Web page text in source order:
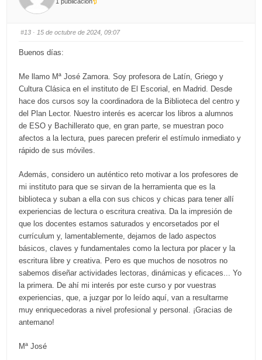
o
w
p
#13 · 15 de octubre de 2024, 09:07
Buenos días:
Me llamo Mª José Zamora. Soy profesora de Latín, Griego y
Cultura Clásica en el instituto de El Escorial, en Madrid. Desde
hace dos cursos soy la coordinadora de la Biblioteca del centro y
del Plan Lector. Nuestro interés es acercar los libros a alumnos
de ESO y Bachillerato que, en gran parte, se muestran poco
afectos a la lectura, pues parecen preferir el estímulo inmediato y
rápido de sus móviles.
Además, considero un auténtico reto motivar a los profesores de
mi instituto para que se sirvan de la herramienta que es la
biblioteca y suban a ella con sus chicos y chicas para tener allí
experiencias de lectura o escritura creativa. Da la impresión de
que los docentes estamos saturados y encorsetados por el
currículum y, lamentablemente, dejamos de lado aspectos
básicos, claves y fundamentales como la lectura por placer y la
escritura libre y creativa. Pero es que muchos de nosotros no
sabemos diseñar actividades lectoras, dinámicas y eficaces... Yo
la primera. De ahí mi interés por este curso y por vuestras
experiencias, que, a juzgar por lo leído aquí, van a resultarme
muy enriquecedoras a nivel profesional y personal. ¡Gracias de
antemano!
Mª José